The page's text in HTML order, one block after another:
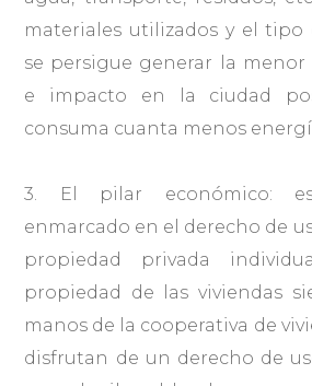
materiales utilizados y el tipo
se persigue generar la menor
e impacto en la ciudad
consuma cuanta menos
3. El pilar económico:
enmarcado en el derecho de
propiedad privada
propiedad de las viviendas
manos de la cooperativa de
disfrutan de un derecho de